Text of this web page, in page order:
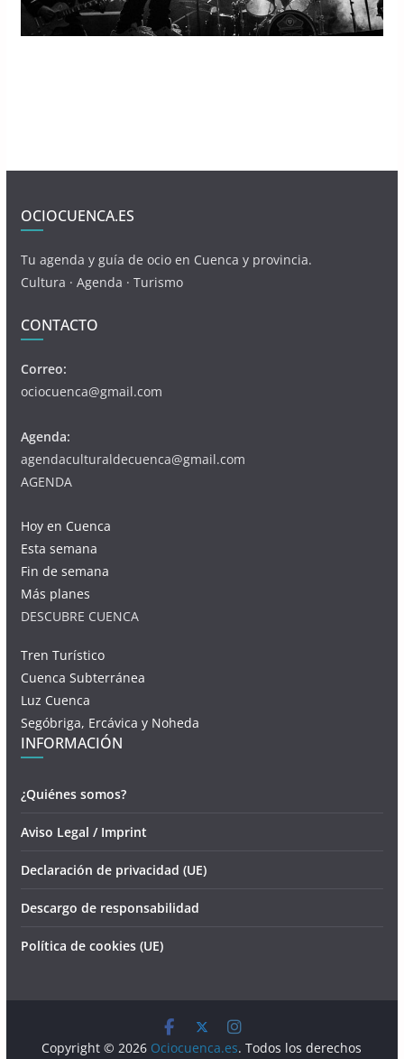
OCIOCUENCA.ES
Tu agenda y guía de ocio en Cuenca y provincia.
Cultura · Agenda · Turismo
CONTACTO
Correo:
ociocuenca@gmail.com
Agenda:
agendaculturaldecuenca@gmail.com
AGENDA
Hoy en Cuenca
Esta semana
Fin de semana
Más planes
DESCUBRE CUENCA
Tren Turístico
Cuenca Subterránea
Luz Cuenca
Segóbriga, Ercávica y Noheda
INFORMACIÓN
¿Quiénes somos?
Aviso Legal / Imprint
Declaración de privacidad (UE)
Descargo de responsabilidad
Política de cookies (UE)
Copyright © 2026 Ociocuenca.es. Todos los derechos